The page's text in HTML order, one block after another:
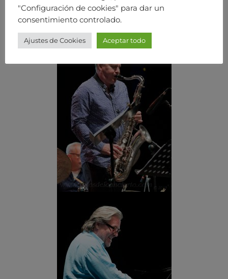
"Configuración de cookies" para dar un
consentimiento controlado.
Ajustes de Cookies Aceptar todo